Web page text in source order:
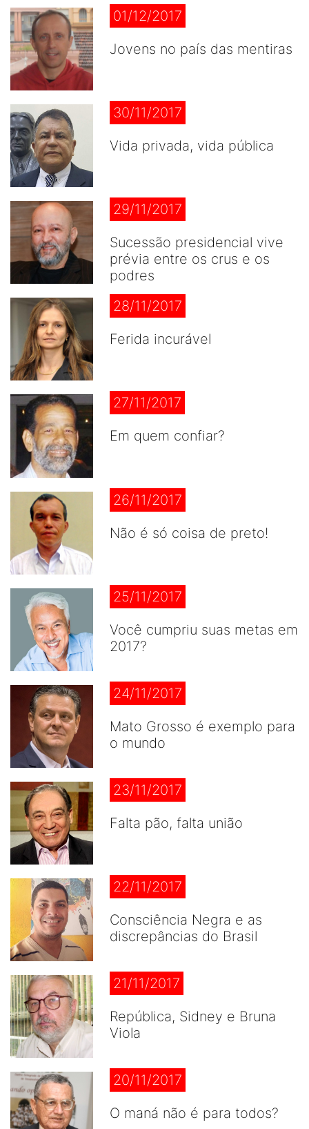
01/12/2017
Jovens no país das mentiras
30/11/2017
Vida privada, vida pública
29/11/2017
Sucessão presidencial vive
prévia entre os crus e os
podres
28/11/2017
Ferida incurável
27/11/2017
Em quem confiar?
26/11/2017
Não é só coisa de preto!
25/11/2017
Você cumpriu suas metas em
2017?
24/11/2017
Mato Grosso é exemplo para
o mundo
23/11/2017
Falta pão, falta união
22/11/2017
Consciência Negra e as
discrepâncias do Brasil
21/11/2017
República, Sidney e Bruna
Viola
20/11/2017
O maná não é para todos?